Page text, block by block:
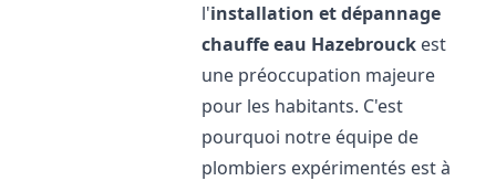
l'installation et dépannage
chauffe eau Hazebrouck est
une préoccupation majeure
pour les habitants. C'est
pourquoi notre équipe de
plombiers expérimentés est à